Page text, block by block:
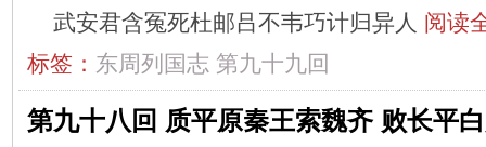
武安君含冤死杜邮吕不韦巧计归异人 阅读
标签： 东周列国志 第九十九回
第九十八回 质平原秦王索魏齐 败长平